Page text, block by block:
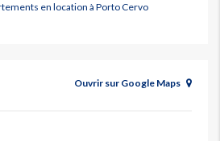
en location à Porto Cervo
Ouvrir sur Google Maps